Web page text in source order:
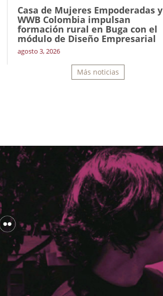
Casa de Mujeres Empoderadas y
WWB Colombia impulsan
formación rural en Buga con el
módulo de Diseño Empresarial
agosto 3, 2026
Más noticias